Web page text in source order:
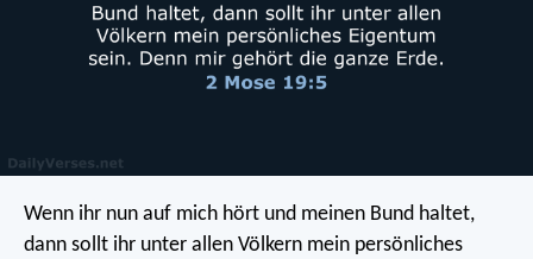
Wenn ihr nun auf mich hört und meinen Bund haltet,
dann sollt ihr unter allen Völkern mein persönliches